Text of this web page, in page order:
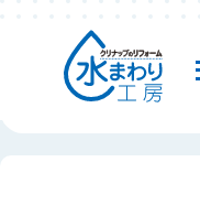
前の画面へ戻る